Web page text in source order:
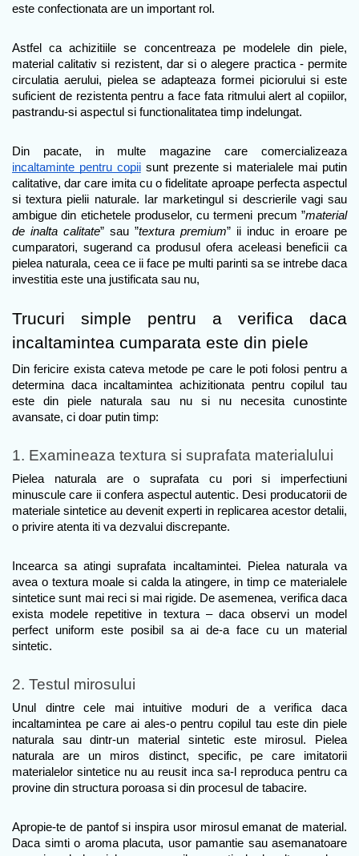
este confectionata are un important rol.
Astfel ca achizitiile se concentreaza pe modelele din piele,
material calitativ si rezistent, dar si o alegere practica - permite
circulatia aerului, pielea se adapteaza formei piciorului si este
suficient de rezistenta pentru a face fata ritmului alert al copiilor,
pastrandu-si aspectul si functionalitatea timp indelungat.
incaltaminte pentru copii sunt prezente si materialele mai putin
calitative, dar care imita cu o fidelitate aproape perfecta aspectul
si textura pielii naturale. Iar marketingul si descrierile vagi sau
ambigue din etichetele produselor, cu termeni precum ”material
de inalta calitate” sau ”textura premium” ii induc in eroare pe
cumparatori, sugerand ca produsul ofera aceleasi beneficii ca
pielea naturala, ceea ce ii face pe multi parinti sa se intrebe daca
investitia este una justificata sau nu,
Trucuri simple pentru a verifica daca
incaltamintea cumparata este din piele
Din fericire exista cateva metode pe care le poti folosi pentru a
determina daca incaltamintea achizitionata pentru copilul tau
este din piele naturala sau nu si nu necesita cunostinte
avansate, ci doar putin timp:
1. Examineaza textura si suprafata materialului
Pielea naturala are o suprafata cu pori si imperfectiuni
minuscule care ii confera aspectul autentic. Desi producatorii de
materiale sintetice au devenit experti in replicarea acestor detalii,
o privire atenta iti va dezvalui discrepante.
Incearca sa atingi suprafata incaltamintei. Pielea naturala va
avea o textura moale si calda la atingere, in timp ce materialele
sintetice sunt mai reci si mai rigide. De asemenea, verifica daca
exista modele repetitive in textura – daca observi un model
perfect uniform este posibil sa ai de-a face cu un material
sintetic.
2. Testul mirosului
Unul dintre cele mai intuitive moduri de a verifica daca
incaltamintea pe care ai ales-o pentru copilul tau este din piele
naturala sau dintr-un material sintetic este mirosul. Pielea
naturala are un miros distinct, specific, pe care imitatorii
materialelor sintetice nu au reusit inca sa-l reproduca pentru ca
provine din structura poroasa si din procesul de tabacire.
Apropie-te de pantof si inspira usor mirosul emanat de material.
Daca simti o aroma placuta, usor pamantie sau asemanatoare